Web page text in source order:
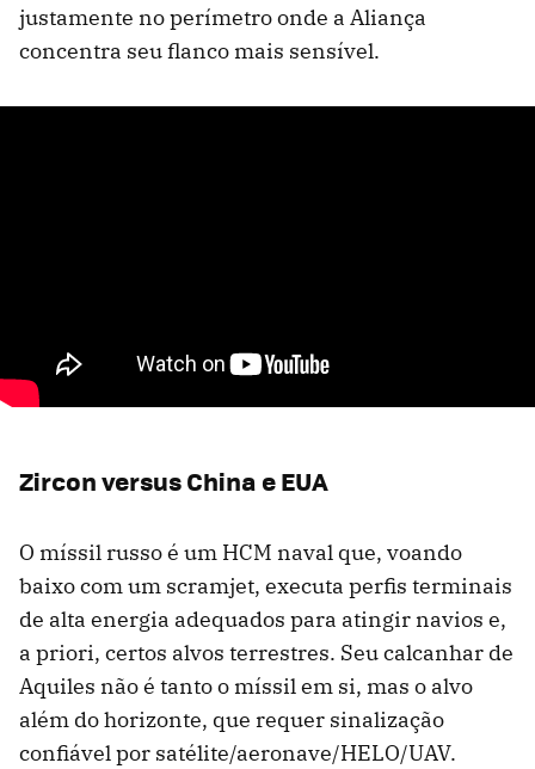
justamente no perímetro onde a Aliança
concentra seu flanco mais sensível.
Zircon versus China e EUA
O míssil russo é um HCM naval que, voando
baixo com um scramjet, executa perfis terminais
de alta energia adequados para atingir navios e,
a priori, certos alvos terrestres. Seu calcanhar de
Aquiles não é tanto o míssil em si, mas o alvo
além do horizonte, que requer sinalização
confiável por satélite/aeronave/HELO/UAV.